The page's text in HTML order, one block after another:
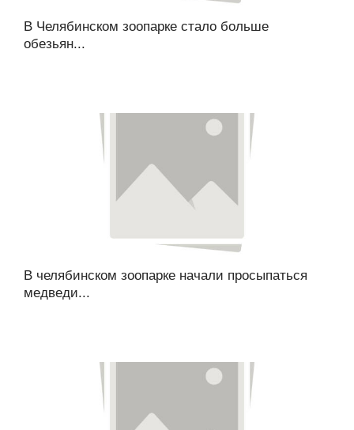
В Челябинском зоопарке стало больше
обезьян...
В челябинском зоопарке начали просыпаться
медведи...